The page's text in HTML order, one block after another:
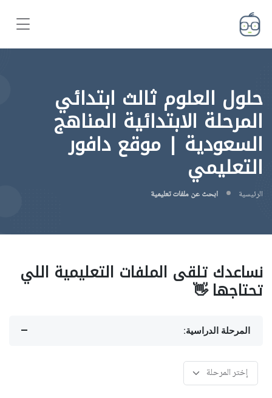
حلول العلوم ثالث ابتدائي
المرحلة الابتدائية المناهج
السعودية | موقع دافور
التعليمي
الرئيسية ابحث عن ملفات تعليمية
نساعدك تلقى الملفات التعليمية اللي
تحتاجها 👋
المرحلة الدراسية: